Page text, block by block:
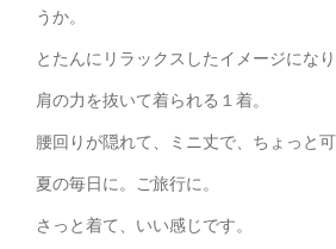
うか。
とたんにリラックスしたイメージになり
肩の力を抜いて着られる１着。
腰回りが隠れて、ミニ丈で、ちょっと可
夏の毎日に。ご旅行に。
さっと着て、いい感じです。